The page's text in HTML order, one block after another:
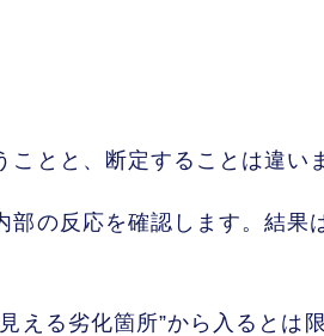
とと、断定することは違い
部の反応を確認します。結
える劣化箇所”から入るとは